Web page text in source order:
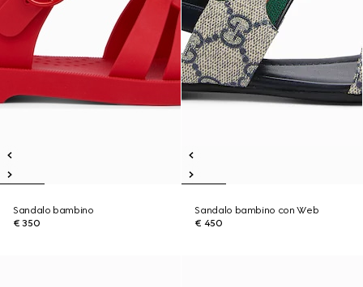
Sandalo bambino
€ 350
Sandalo bambino con Web
€ 450